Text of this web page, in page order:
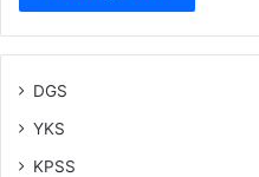
DGS
YKS
KPSS